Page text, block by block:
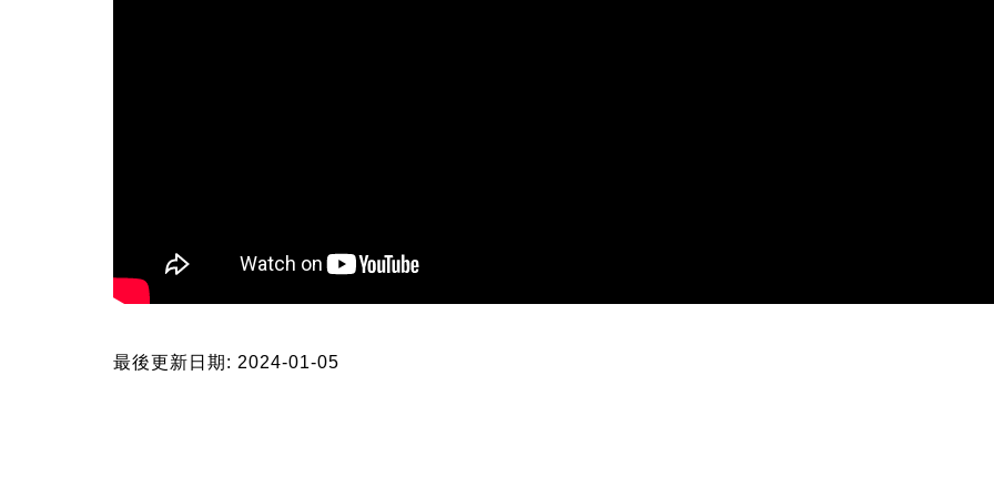
最後更新日期: 2024-01-05